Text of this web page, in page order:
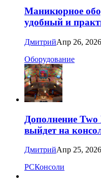
Маникюрное
удобный и
ДмитрийАпр 26, 2026
Оборудование
Дополнение
выйдет на
ДмитрийАпр 25, 2026
PCКонсоли